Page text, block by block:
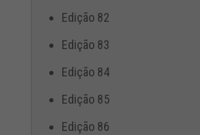
Edição 82
Edição 83
Edição 84
Edição 85
Edição 86